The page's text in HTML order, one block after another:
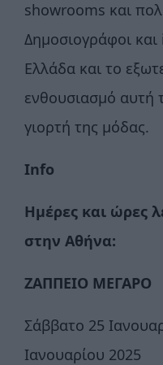
showrooms και
Δημοσιογράφοι
Ελλάδα και το
ενθουσιασμό αυτή
γιορτή της μόδας.
Info
Ημέρες και ώρες
στην Αθήνα:
ΖΑΠΠΕΙΟ ΜΕΓΑΡΟ
Σάββατο 25
Ιανουαρίου 2025